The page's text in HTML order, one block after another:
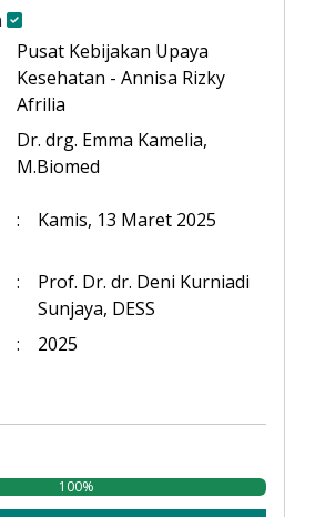
Pusat Kebijakan Upaya
Kesehatan - Annisa Rizky
Afrilia
Dr. drg. Emma Kamelia,
M.Biomed
: Kamis, 13 Maret 2025
:
Prof. Dr. dr. Deni Kurniadi
Sunjaya, DESS
: 2025
100%